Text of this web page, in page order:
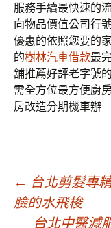
服務手續最快速的
向物品價值公司行
優惠的依照您要的
的樹林汽車借款最
舖推薦好評老字號的
需全方位最方便廚
房改造分期機車辦
文
← 台北剪髮專
臉的水飛梭
台北中醫減